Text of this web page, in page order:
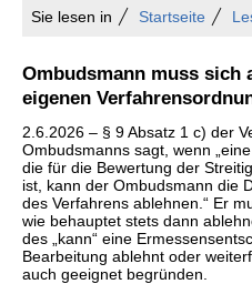
Sie lesen in Startseite
Ombudsmann muss sich
eigenen
2.6.2026 – § 9 Absatz 1 c) der
Ombudsmanns sagt, wenn
die für die Bewertung der
ist, kann der Ombudsmann die
des Verfahrens ablehnen.“ Er
wie behauptet stets dann
des „kann“ eine
Bearbeitung ablehnt oder
auch geeignet begründen.